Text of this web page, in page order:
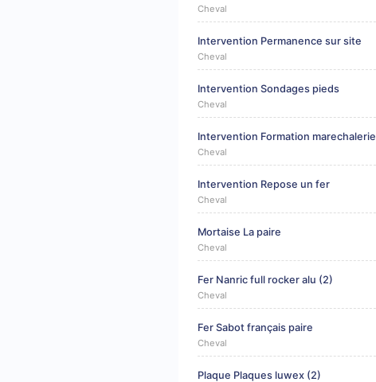
Cheval
Intervention Permanence sur site
Cheval
Intervention Sondages pieds
Cheval
Intervention Formation marechalerie
Cheval
Intervention Repose un fer
Cheval
Mortaise La paire
Cheval
Fer Nanric full rocker alu (2)
Cheval
Fer Sabot français paire
Cheval
Plaque Plaques luwex (2)